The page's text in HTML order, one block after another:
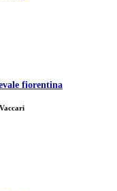
fiorentina